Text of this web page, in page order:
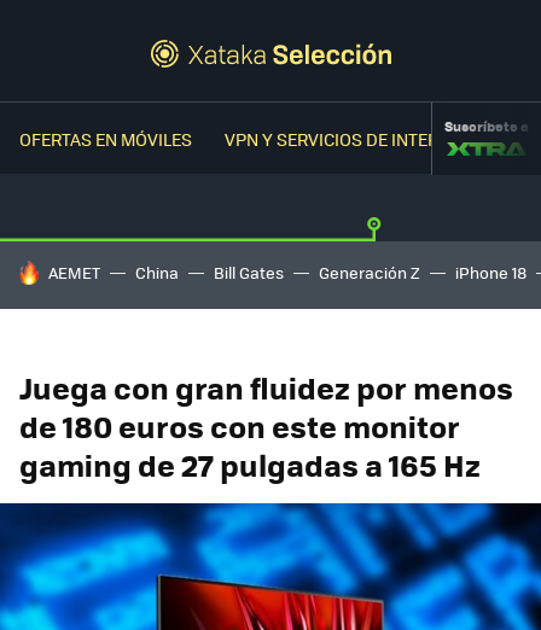
OFERTAS EN MÓVILES VPN Y SERVICIOS DE INTERNETSuscríbete a
HOY SE HABLA DE
AEMET China Bill Gates Generación Z iPhone 18
Juega con gran fluidez por menos
de 180 euros con este monitor
gaming de 27 pulgadas a 165 Hz